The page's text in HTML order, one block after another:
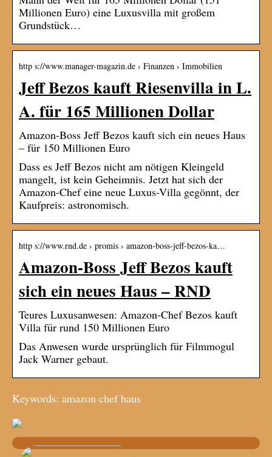
Millionen Euro) eine Luxusvilla mit großem
Grundstück…
http s://www.manager-magazin.de › Finanzen › Immobilien
Jeff Bezos kauft Riesenvilla in L.
A. für 165 Millionen Dollar
Amazon-Boss Jeff Bezos kauft sich ein neues Haus
– für 150 Millionen Euro
Dass es Jeff Bezos nicht am nötigen Kleingeld
mangelt, ist kein Geheimnis. Jetzt hat sich der
Amazon-Chef eine neue Luxus-Villa gegönnt, der
Kaufpreis: astronomisch.
http s://www.rnd.de › promis › amazon-boss-jeff-bezos-ka…
Amazon-Boss Jeff Bezos kauft
sich ein neues Haus – RND
Teures Luxusanwesen: Amazon-Chef Bezos kauft
Villa für rund 150 Millionen Euro
Das Anwesen wurde ursprünglich für Filmmogul
Jack Warner gebaut.
Keywords: amazon chef haus